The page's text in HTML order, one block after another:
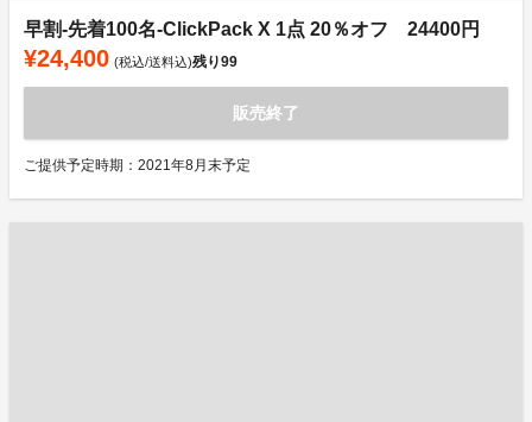
早割-先着100名-ClickPack X 1点 20％オフ 24400円
¥24,400 (税込/送料込)残り99
販売終了
ご提供予定時期：2021年8月末予定